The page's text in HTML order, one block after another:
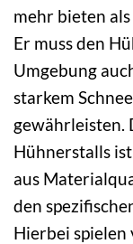
mehr bieten
Er muss den
Umgebung
starkem
gewährleisten.
Hühnerstalls
aus
den
Hierbei spielen